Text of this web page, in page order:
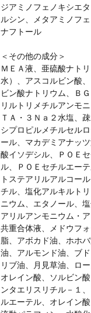
ジアミノフェノキシエ
ルシン、メタアミノフ
ナフトール
＜その他の成分＞
ＭＥＡ液、亜硫酸ナト
水）、アスコルビン酸
ビン酸ナトリウム、Ｂ
リルトリメチルアンモ
ＴＡ・３Ｎａ２水塩、
シプロピルメチルセル
ール、マカデミアナッ
酸イソデシル、ＰＯＥ
ル、ＰＯＥセチルエー
トステアリルアルコー
チル、塩化アルキルト
ニウム、エタノール、
アリルアンモニウム・
共重合体液、メドウフ
脂、アボカド油、ホホ
油、アルモンド油、ブ
リブ油、月見草油、ロー
オレイン酸、ソルビン
ンタエリスリチル－１
ルエーテル、オレイン酸